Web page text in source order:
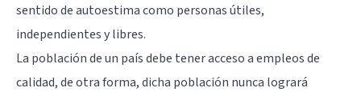
sentido de autoestima como personas útiles,
independientes y libres.
La población de un país debe tener acceso a empleos de
calidad, de otra forma, dicha población nunca logrará